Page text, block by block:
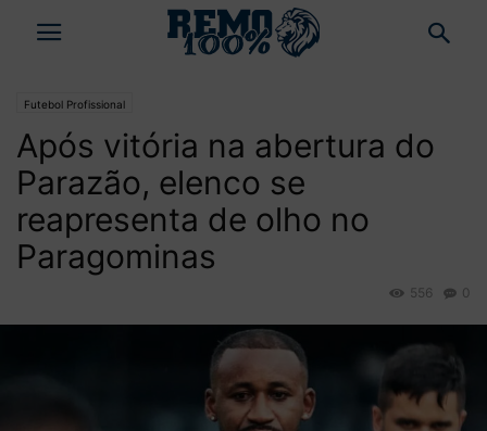
Futebol Profissional
Após vitória na abertura do
Parazão, elenco se
reapresenta de olho no
Paragominas
0
556